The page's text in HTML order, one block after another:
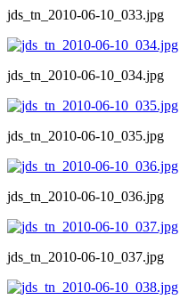
jds_tn_2010-06-10_033.jpg
jds_tn_2010-06-10_034.jpg
jds_tn_2010-06-10_035.jpg
jds_tn_2010-06-10_036.jpg
jds_tn_2010-06-10_037.jpg